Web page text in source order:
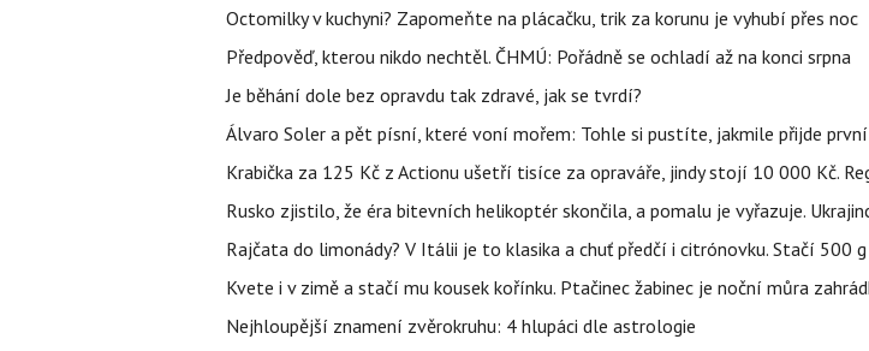
Octomilky v kuchyni? Zapomeňte na plácačku, trik za korunu je vyhubí přes noc
Předpověď, kterou nikdo nechtěl. ČHMÚ: Pořádně se ochladí až na konci srpna
Je běhání dole bez opravdu tak zdravé, jak se tvrdí?
Álvaro Soler a pět písní, které voní mořem: Tohle si pustíte, jakmile přijde
Krabička za 125 Kč z Actionu ušetří tisíce za opraváře, jindy stojí 10 000 Kč.
Rusko zjistilo, že éra bitevních helikoptér skončila, a pomalu je vyřazuje.
Rajčata do limonády? V Itálii je to klasika a chuť předčí i citrónovku. Stačí 500
Kvete i v zimě a stačí mu kousek kořínku. Ptačinec žabinec je noční můra
Nejhloupější znamení zvěrokruhu: 4 hlupáci dle astrologie